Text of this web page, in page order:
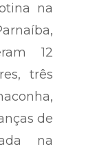
na
12
três
de
na